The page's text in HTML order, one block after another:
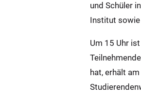
und Schüler
Institut
Um 15 Uhr
hat, erhält